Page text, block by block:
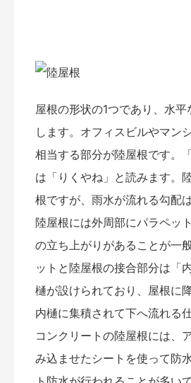
屋根の形状の1つであり、水
します。オフィスビルやマン
相当する部分が陸屋根です。
は「りくやね」と読みます。
根ですが、雨水が流れる勾配
陸屋根には外周部にパラペッ
の立ち上がりがあることが一
ットと陸屋根の接合部分は「
樋が設けられており、屋根に
内樋に集積されて下へ流れる
コンクリートの陸屋根には、
み込ませたシートを使って防